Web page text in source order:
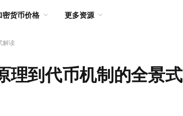
密货币价格 更多资源
解读
理到代币机制的全景式